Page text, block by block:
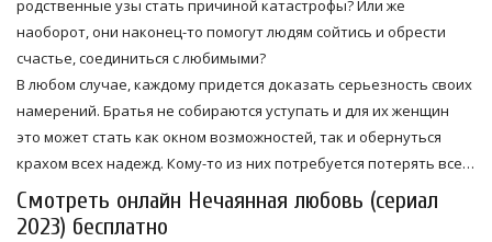
родственные узы стать причиной катастрофы? Или же
наоборот, они наконец-то помогут людям сойтись и обрести
счастье, соединиться с любимыми?
В любом случае, каждому придется доказать серьезность своих
намерений. Братья не собираются уступать и для их женщин
это может стать как окном возможностей, так и обернуться
крахом всех надежд. Кому-то из них потребуется потерять все…
Смотреть онлайн Нечаянная любовь (сериал
2023) бесплатно